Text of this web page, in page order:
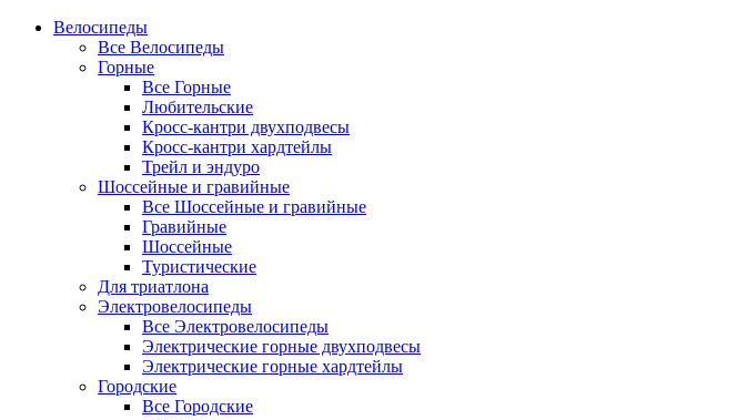
Велосипеды
Все Велосипеды
Горные
Все Горные
Любительские
Кросс-кантри двухподвесы
Кросс-кантри хардтейлы
Трейл и эндуро
Шоссейные и гравийные
Все Шоссейные и гравийные
Гравийные
Шоссейные
Туристические
Для триатлона
Электровелосипеды
Все Электровелосипеды
Электрические горные двухподвесы
Электрические горные хардтейлы
Городские
Все Городские